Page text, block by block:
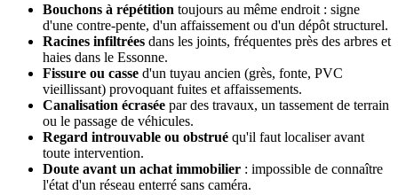
Bouchons à répétition toujours au même endroit : signe
d'une contre-pente, d'un affaissement ou d'un dépôt structurel.
Racines infiltrées dans les joints, fréquentes près des arbres et
haies dans le Essonne.
Fissure ou casse d'un tuyau ancien (grès, fonte, PVC
vieillissant) provoquant fuites et affaissements.
Canalisation écrasée par des travaux, un tassement de terrain
ou le passage de véhicules.
Regard introuvable ou obstrué qu'il faut localiser avant
toute intervention.
Doute avant un achat immobilier : impossible de connaître
l'état d'un réseau enterré sans caméra.